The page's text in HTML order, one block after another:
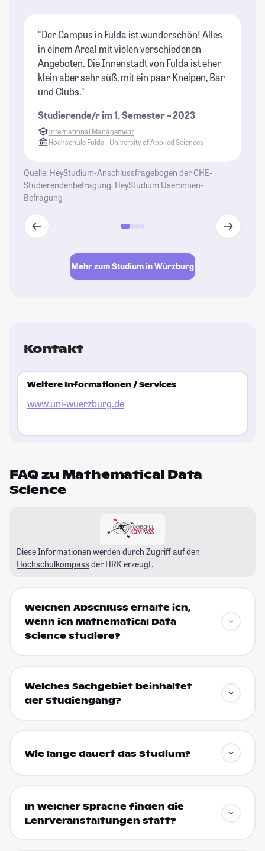
"Der Campus in Fulda ist wunderschön! Alles
in einem Areal mit vielen verschiedenen
Angeboten. Die Innenstadt von Fulda ist eher
klein aber sehr süß, mit ein paar Kneipen, Bar
und Clubs."
Studierende/r im 1. Semester – 2023
International Management
Hochschule Fulda - University of Applied Sciences
Quelle: HeyStudium-Anschlussfragebogen der CHE-
Studierendenbefragung, HeyStudium User:innen-
Befragung
Mehr zum Studium in Würzburg
Kontakt
Weitere Informationen / Services
www.uni-wuerzburg.de
FAQ zu Mathematical Data
Science
Diese Informationen werden durch Zugriff auf den
Hochschulkompass der HRK erzeugt.
Welchen Abschluss erhalte ich,
wenn ich Mathematical Data
Science studiere?
Welches Sachgebiet beinhaltet
der Studiengang?
Wie lange dauert das Studium?
In welcher Sprache finden die
Lehrveranstaltungen statt?